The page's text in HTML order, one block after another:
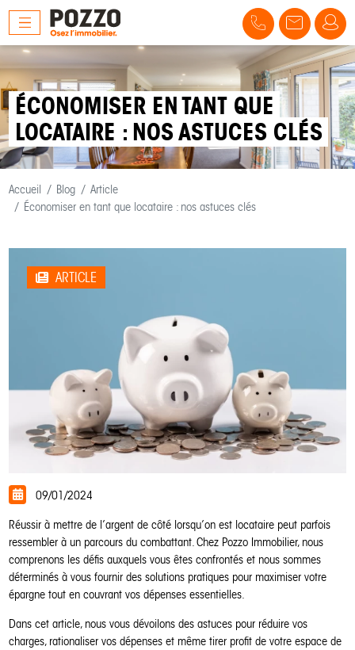
ÉCONOMISER EN TANT QUE
LOCATAIRE : NOS ASTUCES CLÉS
Accueil Blog
Article
Économiser en tant que locataire : nos astuces clés
ARTICLE
09/01/2024
Réussir à mettre de l’argent de côté lorsqu’on est locataire peut parfois
ressembler à un parcours du combattant. Chez Pozzo Immobilier, nous
comprenons les défis auxquels vous êtes confrontés et nous sommes
déterminés à vous fournir des solutions pratiques pour maximiser votre
épargne tout en couvrant vos dépenses essentielles.
Dans cet article, nous vous dévoilons des astuces pour réduire vos
charges, rationaliser vos dépenses et même tirer profit de votre espace de